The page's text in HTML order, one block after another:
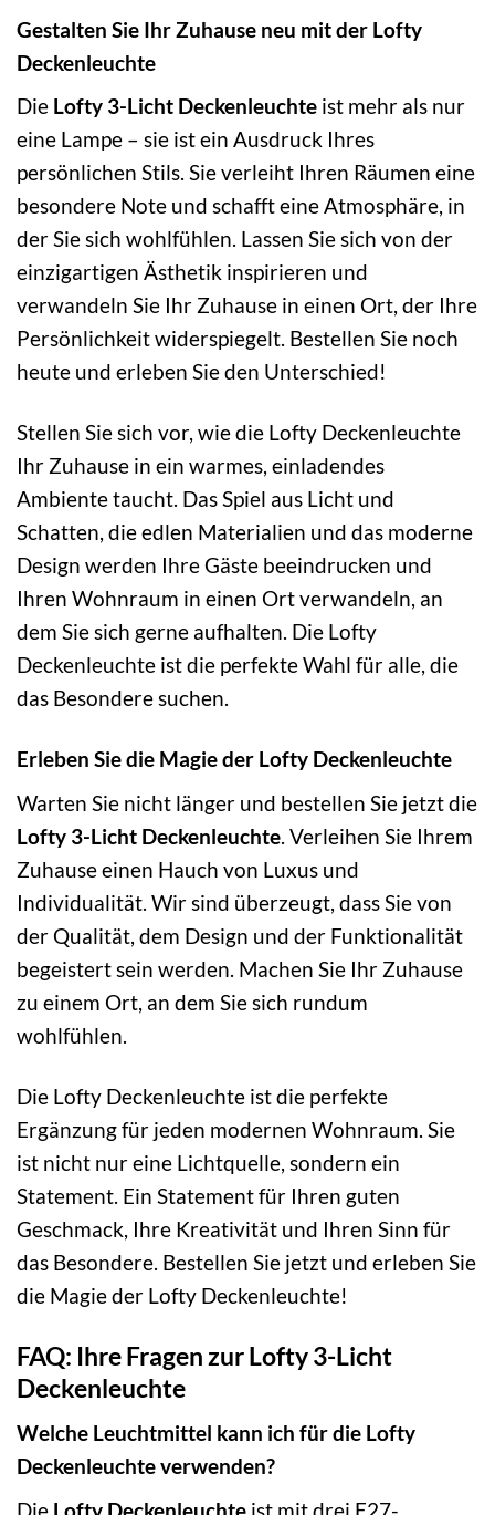
Gestalten Sie Ihr Zuhause neu mit der Lofty
Deckenleuchte
Die Lofty 3-Licht Deckenleuchte ist mehr als nur
eine Lampe – sie ist ein Ausdruck Ihres
persönlichen Stils. Sie verleiht Ihren Räumen eine
besondere Note und schafft eine Atmosphäre, in
der Sie sich wohlfühlen. Lassen Sie sich von der
einzigartigen Ästhetik inspirieren und
verwandeln Sie Ihr Zuhause in einen Ort, der Ihre
Persönlichkeit widerspiegelt. Bestellen Sie noch
heute und erleben Sie den Unterschied!
Stellen Sie sich vor, wie die Lofty Deckenleuchte
Ihr Zuhause in ein warmes, einladendes
Ambiente taucht. Das Spiel aus Licht und
Schatten, die edlen Materialien und das moderne
Design werden Ihre Gäste beeindrucken und
Ihren Wohnraum in einen Ort verwandeln, an
dem Sie sich gerne aufhalten. Die Lofty
Deckenleuchte ist die perfekte Wahl für alle, die
das Besondere suchen.
Erleben Sie die Magie der Lofty Deckenleuchte
Warten Sie nicht länger und bestellen Sie jetzt die
Lofty 3-Licht Deckenleuchte. Verleihen Sie Ihrem
Zuhause einen Hauch von Luxus und
Individualität. Wir sind überzeugt, dass Sie von
der Qualität, dem Design und der Funktionalität
begeistert sein werden. Machen Sie Ihr Zuhause
zu einem Ort, an dem Sie sich rundum
wohlfühlen.
Die Lofty Deckenleuchte ist die perfekte
Ergänzung für jeden modernen Wohnraum. Sie
ist nicht nur eine Lichtquelle, sondern ein
Statement. Ein Statement für Ihren guten
Geschmack, Ihre Kreativität und Ihren Sinn für
das Besondere. Bestellen Sie jetzt und erleben Sie
die Magie der Lofty Deckenleuchte!
FAQ: Ihre Fragen zur Lofty 3-Licht
Deckenleuchte
Welche Leuchtmittel kann ich für die Lofty
Deckenleuchte verwenden?
Die Lofty Deckenleuchte ist mit drei E27-